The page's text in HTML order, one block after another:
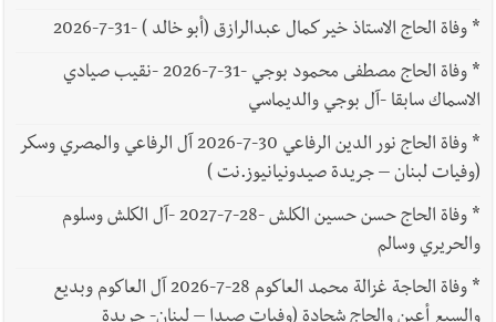
*وفاة الحاج الاستاذ خير كمال عبدالرازق (أبو خالد ) -31-7-2026
*
وفاة الحاج مصطفى محمود بوجي -31-7-2026 -نقيب صيادي
الاسماك سابقا -آل بوجي والديماسي
*
وفاة الحاج نور الدين الرفاعي 30-7-2026 آل الرفاعي والمصري وسكر
(وفيات لبنان – جريدة صيدونيانيوز.نت )
*
وفاة الحاج حسن حسين الكلش -28-7-2027 -آل الكلش وسلوم
والحريري وسالم
*
وفاة الحاجة غزالة محمد العاكوم 28-7-2026 آل العاكوم وبديع